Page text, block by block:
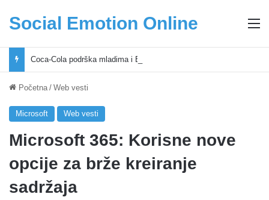
Social Emotion Online
Početna / Web vesti
Microsoft Web vesti
Microsoft 365: Korisne nove
opcije za brže kreiranje
sadržaja